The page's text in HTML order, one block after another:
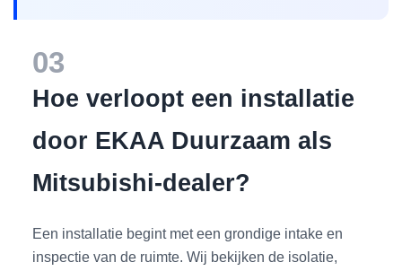
03
Hoe verloopt een installatie
door EKAA Duurzaam als
Mitsubishi-dealer?
Een installatie begint met een grondige intake en
inspectie van de ruimte. Wij bekijken de isolatie,